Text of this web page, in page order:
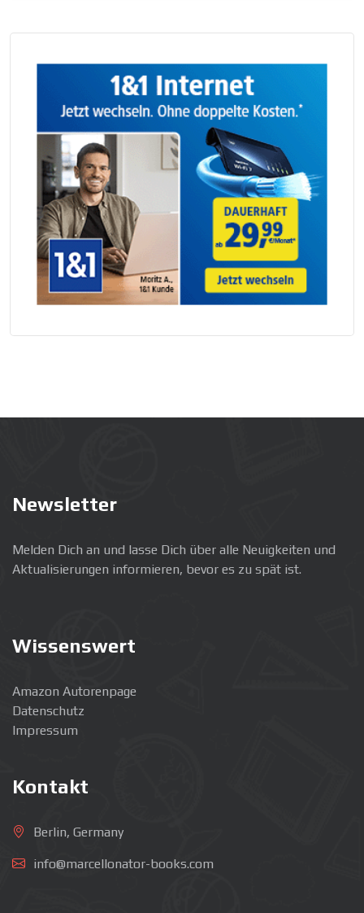
Newsletter
Melden Dich an und lasse Dich über alle Neuigkeiten und
Aktualisierungen informieren, bevor es zu spät ist.
Wissenswert
Amazon Autorenpage
Datenschutz
Impressum
Kontakt
Berlin, Germany
info@marcellonator-books.com